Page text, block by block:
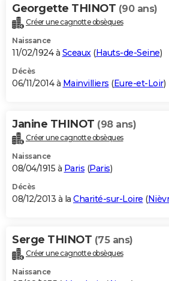
Georgette THINOT (90 ans)
Créer une cagnotte obsèques
Naissance
11/02/1924 à Sceaux(Hauts-de-Seine)
Décès
06/11/2014 à Mainvilliers (Eure-et-Loir)
Janine THINOT (98 ans)
Créer une cagnotte obsèques
Naissance
08/04/1915 à Paris (Paris)
Décès
08/12/2013 à la Charité-sur-Loire (
Serge THINOT (75 ans)
Créer une cagnotte obsèques
Naissance